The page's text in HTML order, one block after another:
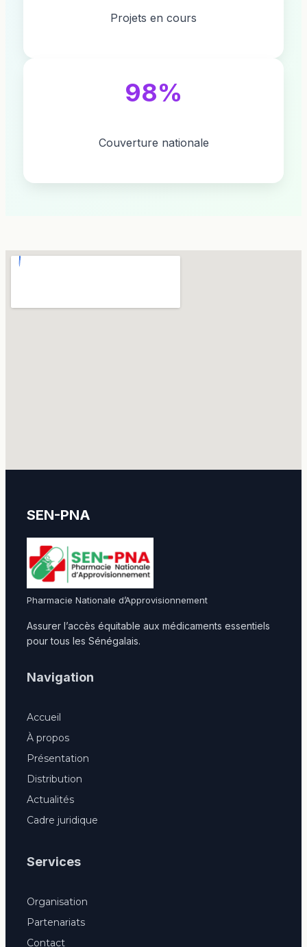
Projets en cours
98%
Couverture nationale
SEN-PNA
Pharmacie Nationale d’Approvisionnement
Assurer l’accès équitable aux médicaments essentiels
pour tous les Sénégalais.
Navigation
Accueil
À propos
Présentation
Distribution
Actualités
Cadre juridique
Services
Organisation
Partenariats
Contact